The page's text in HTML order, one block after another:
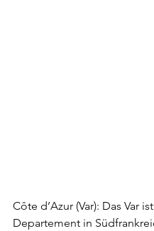
Côte d’Azur (Var): Das Var
Departement in